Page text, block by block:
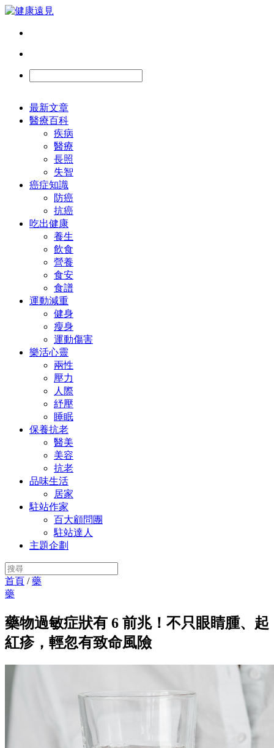
最新文章
醫療百科
疾病
醫療
長照
失智
癌症知識
防癌
抗癌
吃出健康
養生
飲食
營養
食安
食譜
運動減重
健身
瘦身
運動傷害
樂活心靈
兩性
壓力
人際
紓壓
睡眠
保養抗老
醫美
美容
抗老
品味生活
居家
駐站作家
百大顧問團
駐站達人
主題企劃
首頁 /藥
藥
藥物過敏症狀有 6 前兆！不只眼睛腫、起
紅疹，輕忽有致命風險